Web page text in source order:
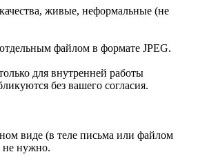
живые, неформальные (не
файлом в формате JPEG.
для внутренней работы
без вашего согласия.
виде (в теле письма или файлом
не нужно.